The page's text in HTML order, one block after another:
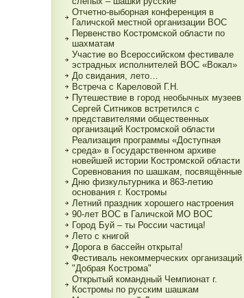
Отчетно-выборная конференция в
Галичской местной организации ВОС
Первенство Костромской области по
шахматам
Участие во Всероссийском фестивале
эстрадных исполнителей ВОС «Вокал»
До свидания, лето…
Встреча с Кареловой Г.Н.
Путешествие в город необычных музеев
Сергей Ситников встретился с
представителями общественных
организаций Костромской области
Реализация программы «Доступная
среда» в Государственном архиве
новейшей истории Костромской области
Соревнования по шашкам, посвящённые
Дню физкультурника и 863-летию
основания г. Костромы
Летний праздник хорошего настроения
90-лет ВОС в Галичской МО ВОС
Город Буй – ты России частица!
Лето с книгой
Дорога в бассейн открыта!
Фестиваль некоммерческих организаций
"Добрая Кострома"
Открытый командный Чемпионат г.
Костромы по русским шашкам